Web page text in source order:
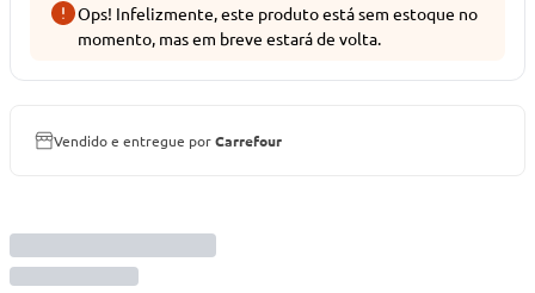
Ops! Infelizmente, este produto está sem estoque no
momento, mas em breve estará de volta.
Vendido e entregue porCarrefour